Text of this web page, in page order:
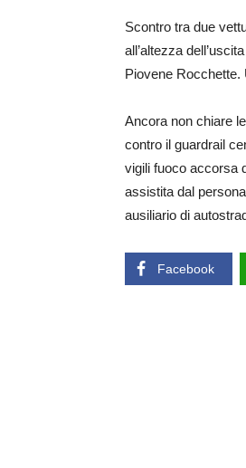
Scontro tra due
all’altezza
Piovene Rocchette.
Ancora non chiare
contro il guardrail
vigili fuoco accorsa
assistita dal
ausiliario di
Facebook